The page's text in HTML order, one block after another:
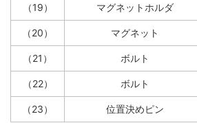
（19） マグネットホルダ
（20） マグネット
（21） ボルト
（22） ボルト
（23） 位置決めピン